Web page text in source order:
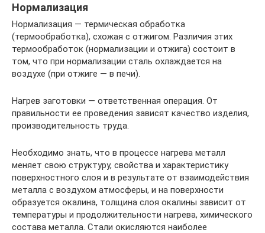
Нормализация
Нормализация — термическая обработка
(термообработка), схожая с отжигом. Различия этих
термообработок (нормализации и отжига) состоит в
том, что при нормализации сталь охлаждается на
воздухе (при отжиге — в печи).
Нагрев заготовки — ответственная операция. От
правильности ее проведения зависят качество изделия,
производительность труда.
Необходимо знать, что в процессе нагрева металл
меняет свою структуру, свойства и характеристику
поверхностного слоя и в результате от взаимодействия
металла с воздухом атмосферы, и на поверхности
образуется окалина, толщина слоя окалины зависит от
температуры и продолжительности нагрева, химического
состава металла. Стали окисляются наиболее